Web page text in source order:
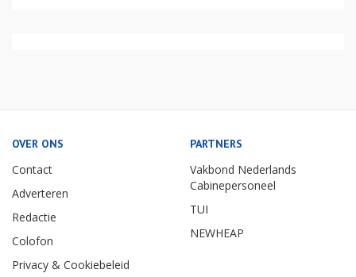
OVER ONS
Contact
Adverteren
Redactie
Colofon
Privacy & Cookiebeleid
PARTNERS
Vakbond Nederlands
Cabinepersoneel
TUI
NEWHEAP